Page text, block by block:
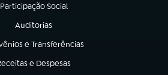
Participação Social
(abre em nova aba)
Auditorias
(abre em nova aba)
e Transferências
em nova aba)
e Despesas
em nova aba)